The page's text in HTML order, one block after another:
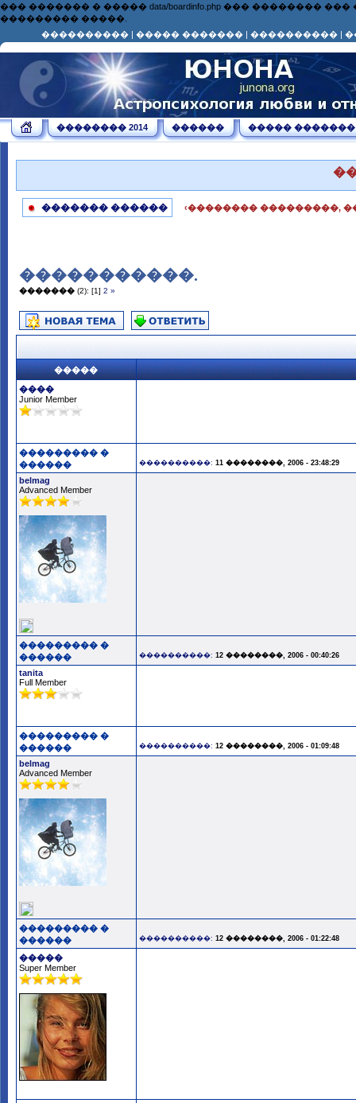
��� ������� � ����� data/boardinfo.php ���
��������� �����.
���������� | ����� ������� | ���������� |
�������� 2014 ������ ����� �������
������� ������ ‹�������� ���������,
�����������.
������� (2): [1] 2 »
�����
����
Junior Member
��������� �
������
����������: 11 ��������, 2006 - 23:48:29
belmag
Advanced Member
��������� �
������
����������: 12 ��������, 2006 - 00:40:26
tanita
Full Member
��������� �
������
����������: 12 ��������, 2006 - 01:09:48
belmag
Advanced Member
��������� �
������
����������: 12 ��������, 2006 - 01:22:48
�����
Super Member